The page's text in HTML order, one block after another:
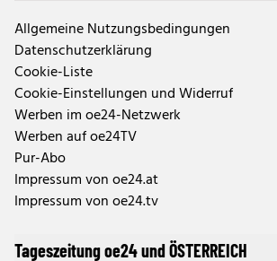
Allgemeine Nutzungsbedingungen
Datenschutzerklärung
Cookie-Liste
Cookie-Einstellungen und Widerruf
Werben im oe24-Netzwerk
Werben auf oe24TV
Pur-Abo
Impressum von oe24.at
Impressum von oe24.tv
Tageszeitung oe24 und ÖSTERREICH